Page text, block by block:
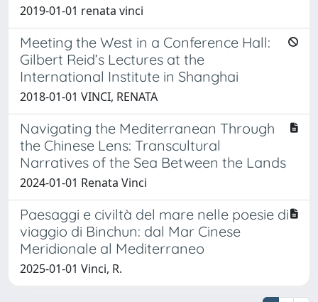
2019-01-01 renata vinci
Meeting the West in a Conference Hall:
Gilbert Reid’s Lectures at the
International Institute in Shanghai
2018-01-01 VINCI, RENATA
Navigating the Mediterranean Through
the Chinese Lens: Transcultural
Narratives of the Sea Between the Lands
2024-01-01 Renata Vinci
Paesaggi e civiltà del mare nelle poesie di
viaggio di Binchun: dal Mar Cinese
Meridionale al Mediterraneo
2025-01-01 Vinci, R.